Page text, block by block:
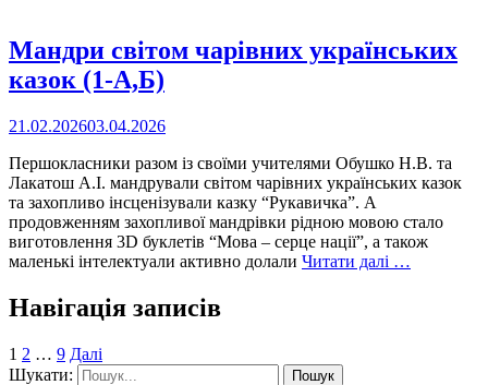
Мандри світом чарівних українських
казок (1-А,Б)
21.02.202603.04.2026
Першокласники разом із своїми учителями Обушко Н.В. та
Лакатош А.І. мандрували світом чарівних українських казок
та захопливо інсценізували казку “Рукавичка”. А
продовженням захопливої мандрівки рідною мовою стало
виготовлення 3D буклетів “Мова – серце нації”, а також
маленькі інтелектуали активно долали Читати далі …
Навігація записів
1 2 … 9 Далі
Шукати: